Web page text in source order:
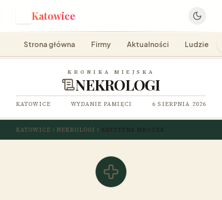
Katowice
Strona główna Firmy Aktualności Ludzie
KRONIKA MIEJSKA
NEKROLOGI
KATOWICE WYDANIE PAMIĘCI 6 SIERPNIA 2026
KATOWICE NEKROLOGI KRYSTYNA MROZEK